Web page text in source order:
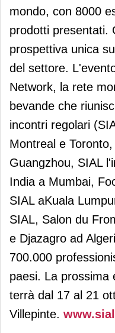
mondo, con 8000
prodotti presentati.
prospettiva unica
del settore.
Network, la rete
bevande che
incontri regolari
Montreal e
Guangzhou, SIAL
India a Mumbai,
SIAL aKuala
SIAL, Salon du
e Djazagro ad
700.000
paesi. La prossima
terrà dal 17 al 21
Villepinte.